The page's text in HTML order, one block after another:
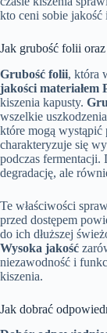
kto ceni sobie
Jak grubość folii oraz
Grubość folii, która
jakości materiałem
kiszenia kapusty.
wszelkie
które mogą wystąpić
charakteryzuje się
podczas
degradację, ale
Te właściwości
przed dostępem
do ich dłuższej
Wysoka jakość
niezawodność i
kiszenia.
Jak dobrać